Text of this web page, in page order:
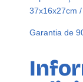
U
A
U
q
37x16x27cm
Garantia de